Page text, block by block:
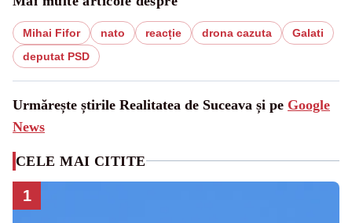
Mihai Fifor nato reacție drona cazuta
Galati
deputat PSD
Urmărește știrile Realitatea de Suceava și pe Google
News
CELE MAI CITITE
1